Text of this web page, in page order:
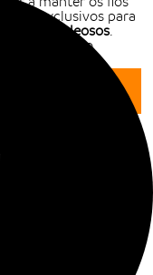
exclusivos para
até os oleosos.
da hidratação
proporciona
a eliminar o frizz,
a melhor slução é
as necessidades
uso de